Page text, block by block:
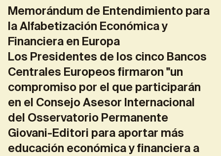
Memorándum de Entendimiento para
la Alfabetización Económica y
Financiera en Europa
Los Presidentes de los cinco Bancos
Centrales Europeos firmaron "un
compromiso por el que participarán
en el Consejo Asesor Internacional
del Osservatorio Permanente
Giovani-Editori para aportar más
educación económica y financiera a